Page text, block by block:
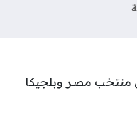
منتخب مصر وبلجيكا